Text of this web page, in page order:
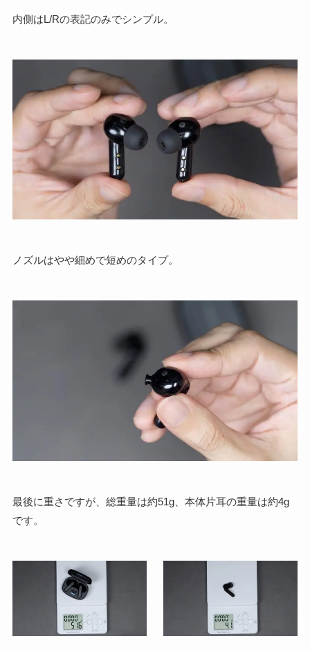
内側はL/Rの表記のみでシンプル。
ノズルはやや細めで短めのタイプ。
最後に重さですが、総重量は約51g、本体片耳の重量は約4g
です。